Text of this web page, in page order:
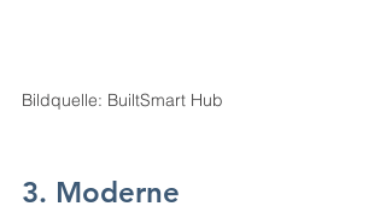
Bildquelle: BuiltSmart Hub
3. Moderne